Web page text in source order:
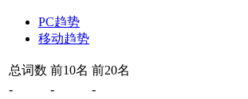
PC趋势
移动趋势
总词数 前10名 前20名
-
- -